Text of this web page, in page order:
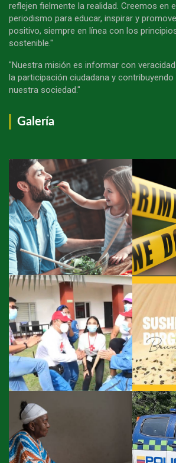
reflejen fielmente la realidad. Creemos en
periodismo para educar, inspirar y
positivo, siempre en línea con los
sostenible."
"Nuestra misión es informar con
la participación ciudadana y
nuestra sociedad."
Galería